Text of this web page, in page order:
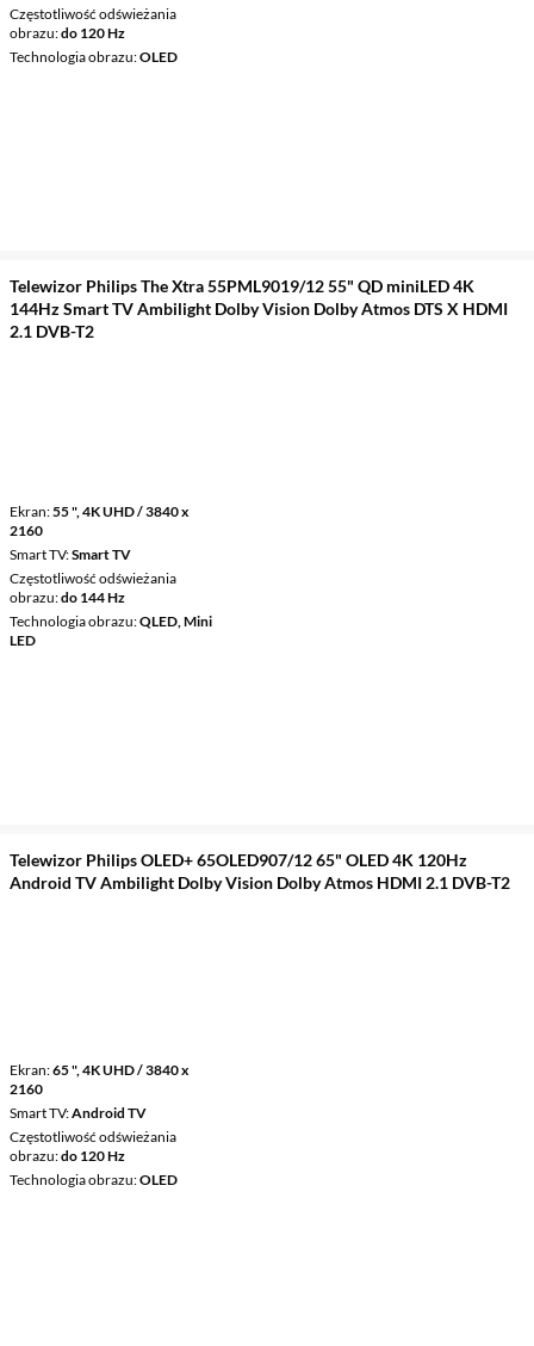
Częstotliwość odświeżania
obrazu do 120 Hz
Technologia obrazu OLED
Telewizor Philips The Xtra 55PML9019/12 55" QD miniLED 4K
144Hz Smart TV Ambilight Dolby Vision Dolby Atmos DTS X HDMI
2.1 DVB-T2
Ekran 55 ", 4K UHD / 3840 x
2160
Smart TV Smart TV
Częstotliwość odświeżania
obrazu do 144 Hz
Technologia obrazu QLED, Mini
LED
Telewizor Philips OLED+ 65OLED907/12 65" OLED 4K 120Hz
Android TV Ambilight Dolby Vision Dolby Atmos HDMI 2.1 DVB-T2
Ekran 65 ", 4K UHD / 3840 x
2160
Smart TV Android TV
Częstotliwość odświeżania
obrazu do 120 Hz
Technologia obrazu OLED